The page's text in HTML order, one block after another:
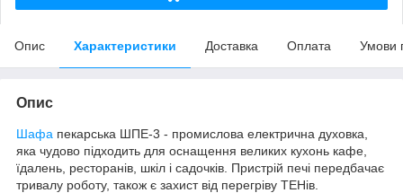
Опис Характеристики Доставка Оплата Умови
Опис
Шафа пекарська ШПЕ-3 - промислова електрична духовка,
яка чудово підходить для оснащення великих кухонь кафе,
їдалень, ресторанів, шкіл і садочків. Пристрій печі передбачає
тривалу роботу, також є захист від перегріву ТЕНів.